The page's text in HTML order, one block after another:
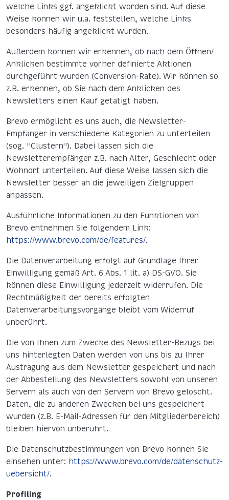
welche Links ggf. angeklickt worden sind. Auf diese
Weise können wir u.a. feststellen, welche Links
besonders häufig angeklickt wurden.
Außerdem können wir erkennen, ob nach dem Öffnen/
Anklicken bestimmte vorher definierte Aktionen
durchgeführt wurden (Conversion-Rate). Wir können so
z.B. erkennen, ob Sie nach dem Anklicken des
Newsletters einen Kauf getätigt haben.
Brevo ermöglicht es uns auch, die Newsletter-
Empfänger in verschiedene Kategorien zu unterteilen
(sog. "Clustern"). Dabei lassen sich die
Newsletterempfänger z.B. nach Alter, Geschlecht oder
Wohnort unterteilen. Auf diese Weise lassen sich die
Newsletter besser an die jeweiligen Zielgruppen
anpassen.
Ausführliche Informationen zu den Funktionen von
Brevo entnehmen Sie folgendem Link:
https://www.brevo.com/de/features/.
Die Datenverarbeitung erfolgt auf Grundlage Ihrer
Einwilligung gemäß Art. 6 Abs. 1 lit. a) DS-GVO. Sie
können diese Einwilligung jederzeit widerrufen. Die
Rechtmäßigkeit der bereits erfolgten
Datenverarbeitungsvorgänge bleibt vom Widerruf
unberührt.
Die von Ihnen zum Zwecke des Newsletter-Bezugs bei
uns hinterlegten Daten werden von uns bis zu Ihrer
Austragung aus dem Newsletter gespeichert und nach
der Abbestellung des Newsletters sowohl von unseren
Servern als auch von den Servern von Brevo gelöscht.
Daten, die zu anderen Zwecken bei uns gespeichert
wurden (z.B. E-Mail-Adressen für den Mitgliederbereich)
bleiben hiervon unberührt.
Die Datenschutzbestimmungen von Brevo können Sie
einsehen unter: https://www.brevo.com/de/datenschutz-
uebersicht/.
Profiling